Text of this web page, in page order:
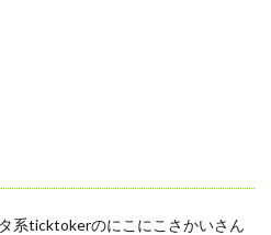
系ticktokerのにこにこさかいさん